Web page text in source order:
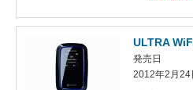
ULTRA
発売日
2012年2月24